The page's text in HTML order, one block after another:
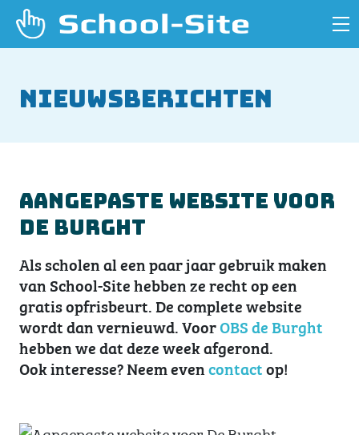
Nieuwsberichten
Aangepaste website voor
De Burght
Als scholen al een paar jaar gebruik maken
van School-Site hebben ze recht op een
gratis opfrisbeurt. De complete website
wordt dan vernieuwd. VoorOBS de Burght
hebben we dat deze week afgerond.
Ook interesse? Neem evencontactop!